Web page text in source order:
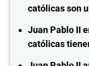
católicas son
Juan Pablo II
católicas